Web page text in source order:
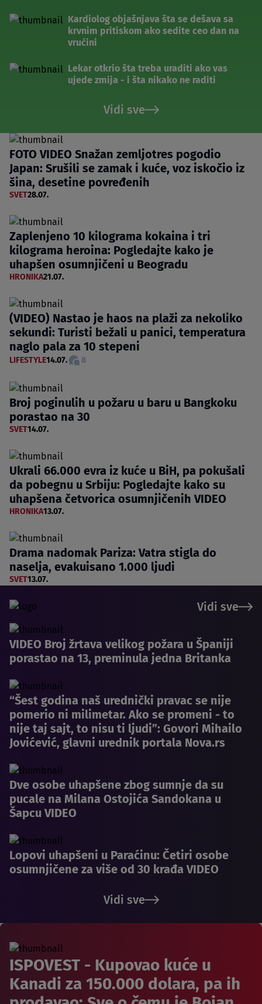
Kardiolog objašnjava šta se dešava sa
krvnim pritiskom ako sedite ceo dan na
vrućini
Lekar otkrio šta treba uraditi ako vas
ujede zmija - i šta nikako ne raditi
Vidi sve
FOTO VIDEO Snažan zemljotres pogodio
Japan: Srušili se zamak i kuće, voz iskočio iz
šina, desetine povređenih
SVET28.07.
Zaplenjeno 10 kilograma kokaina i tri
kilograma heroina: Pogledajte kako je
uhapšen osumnjičeni u Beogradu
HRONIKA21.07.
(VIDEO) Nastao je haos na plaži za nekoliko
sekundi: Turisti bežali u panici, temperatura
naglo pala za 10 stepeni
LIFESTYLE14.07. 8
Broj poginulih u požaru u baru u Bangkoku
porastao na 30
SVET14.07.
Ukrali 66.000 evra iz kuće u BiH, pa pokušali
da pobegnu u Srbiju: Pogledajte kako su
uhapšena četvorica osumnjičenih VIDEO
HRONIKA13.07.
Drama nadomak Pariza: Vatra stigla do
naselja, evakuisano 1.000 ljudi
SVET13.07.
Vidi sve
VIDEO Broj žrtava velikog požara u Španiji
porastao na 13, preminula jedna Britanka
“Šest godina naš urednički pravac se nije
pomerio ni milimetar. Ako se promeni - to
nije taj sajt, to nisu ti ljudi”: Govori Mihailo
Jovićević, glavni urednik portala Nova.rs
Dve osobe uhapšene zbog sumnje da su
pucale na Milana Ostojića Sandokana u
Šapcu VIDEO
Lopovi uhapšeni u Paraćinu: Četiri osobe
osumnjičene za više od 30 krađa VIDEO
Vidi sve
ISPOVEST - Kupovao kuće u
Kanadi za 150.000 dolara, pa ih